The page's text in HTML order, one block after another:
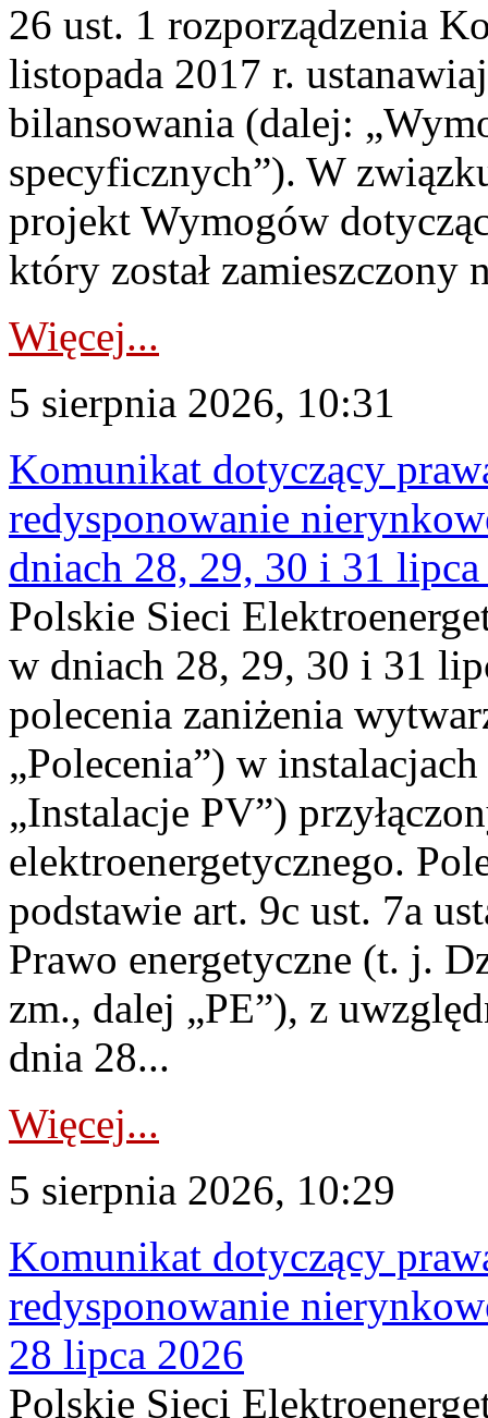
26 ust. 1 rozporządzenia
listopada 2017 r.
bilansowania (dalej:
specyficznych”). W
projekt Wymogów
który został zamieszczony
Więcej...
5 sierpnia 2026, 10:31
Komunikat dotyczący
redysponowanie
dniach 28, 29, 30 i 31
Polskie Sieci
w dniach 28, 29, 30 i 31
polecenia zaniżenia
„Polecenia”) w
„Instalacje PV”)
elektroenergetycznego.
podstawie art. 9c ust. 7a
Prawo energetyczne (t. j.
zm., dalej „PE”), z
dnia 28...
Więcej...
5 sierpnia 2026, 10:29
Komunikat dotyczący
redysponowanie
28 lipca 2026
Polskie Sieci